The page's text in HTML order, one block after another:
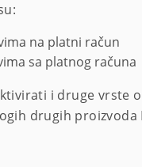
na platni račun
sa platnog računa
i druge vrste
drugih proizvoda